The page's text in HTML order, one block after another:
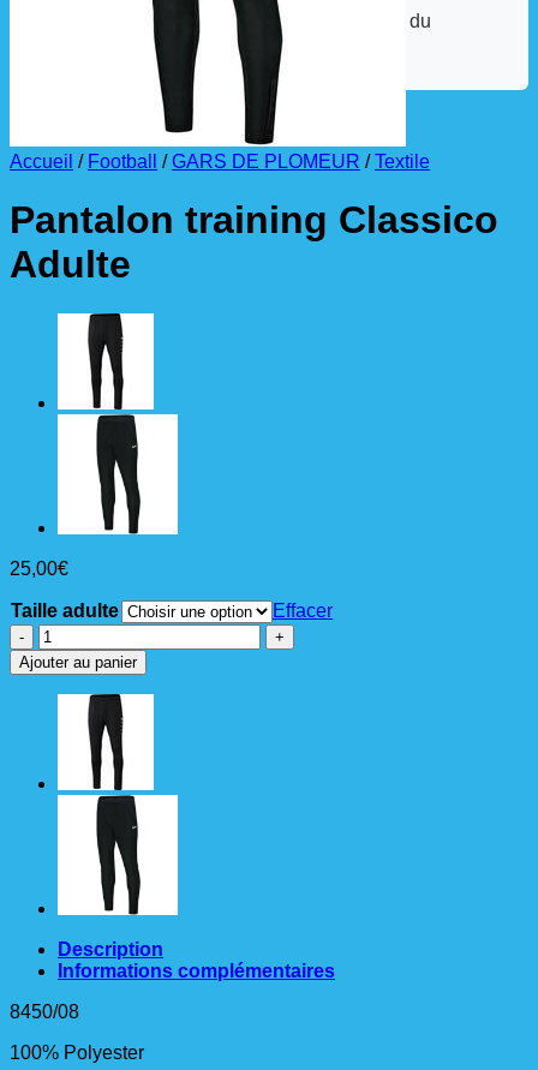
La commande est à récupérer auprès du
référent des équipements du club
Accueil / Football / GARS DE PLOMEUR / Textile
Pantalon training Classico
Adulte
25,00€
Taille adulte
Effacer
quantité
de
Pantalon
training
Classico
Adulte
Ajouter au panier
Description
Informations complémentaires
8450/08
100% Polyester